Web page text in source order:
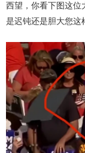
西望，你看下图这
是迟钝还是胆大您这